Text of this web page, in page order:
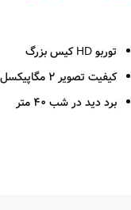
توربو HD کیس بزرگ
کیفیت تصویر 2 مگاپیکسل
برد دید در شب 40 متر